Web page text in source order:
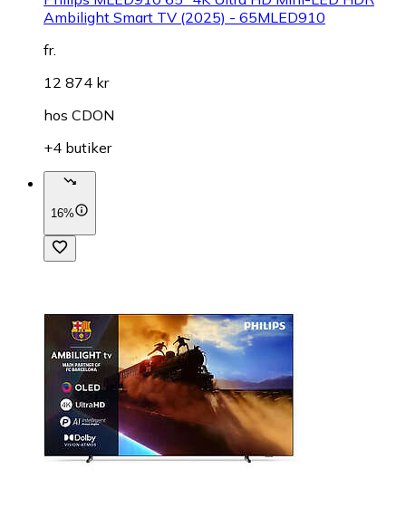
Ambilight Smart TV (2025) - 65MLED910
fr.
12 874 kr
hos CDON
+4 butiker
16%